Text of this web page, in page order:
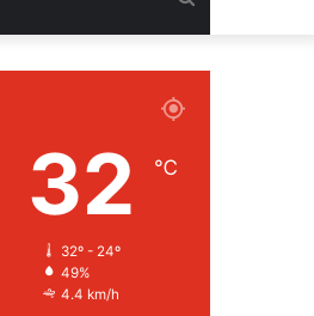
32 ℃
32º - 24º
49%
4.4 km/h